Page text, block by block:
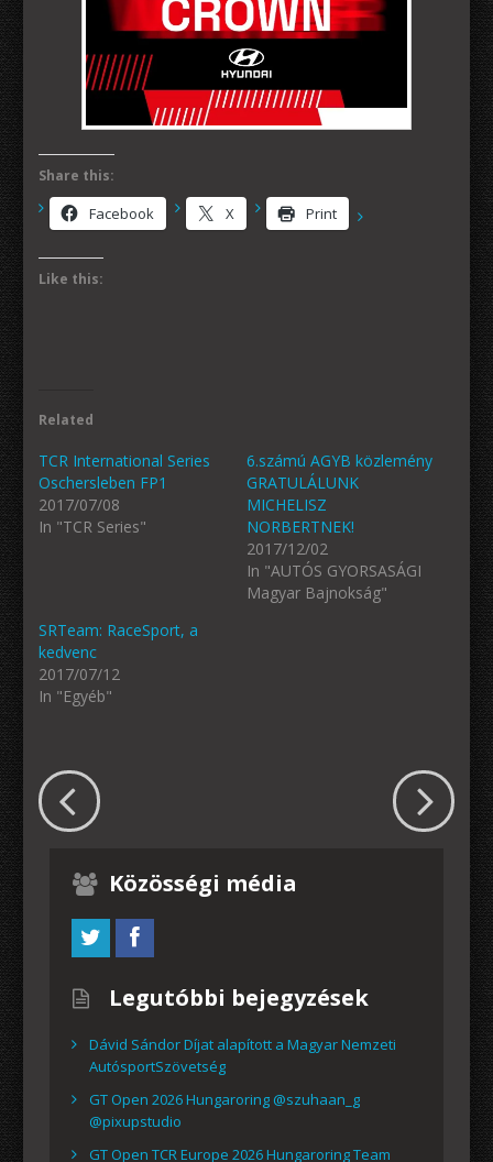
Share this:
Facebook X Print
Like this:
Related
TCR International Series
Oschersleben FP1
2017/07/08
In "TCR Series"
6.számú AGYB közlemény
GRATULÁLUNK
MICHELISZ
NORBERTNEK!
2017/12/02
In "AUTÓS GYORSASÁGI
Magyar Bajnokság"
SRTeam: RaceSport, a
kedvenc
2017/07/12
In "Egyéb"
Közösségi média
Legutóbbi bejegyzések
Dávid Sándor Díjat alapított a Magyar Nemzeti
AutósportSzövetség
GT Open 2026 Hungaroring @szuhaan_g
@pixupstudio
GT Open TCR Europe 2026 Hungaroring Team